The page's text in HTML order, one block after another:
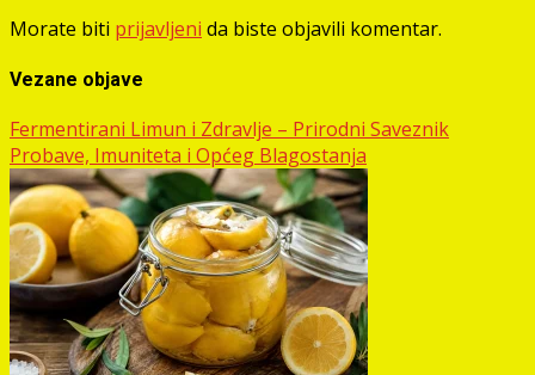
Morate biti prijavljeni da biste objavili komentar.
Vezane objave
Fermentirani Limun i Zdravlje – Prirodni Saveznik
Probave, Imuniteta i Općeg Blagostanja